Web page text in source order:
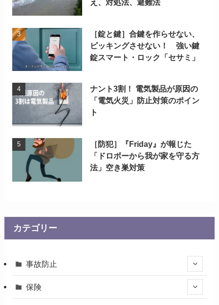
え、対処法、避難法
［錠と鍵］合鍵を作らせない、
ピッキングさせない！ 強い鍵
錠スマート・ロック「セサミ」
ナント3割！ 電気製品が原因の
「電気火災」防止対策のポイン
ト
［防犯］『Friday』が報じた
「ドロボーから我が家を守る方
法」空き巣対策
カテゴリー
事故防止
保険